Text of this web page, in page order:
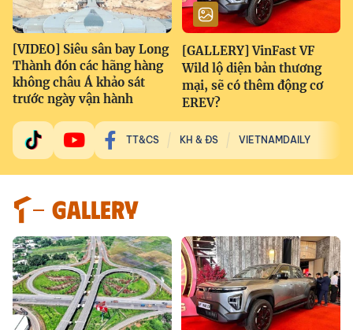
[VIDEO] Siêu sân bay Long
Thành đón các hãng hàng
không châu Á khảo sát
trước ngày vận hành
[GALLERY] VinFast VF
Wild lộ diện bản thương
mại, sẽ có thêm động cơ
EREV?
TT&CS KH & ĐS VIETNAMDAILY
GALLERY